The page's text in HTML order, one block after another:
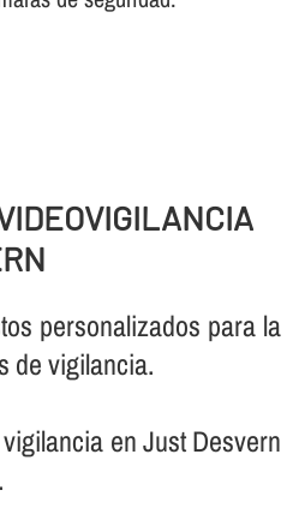
personalizados para la
de vigilancia.
en Just Desvern